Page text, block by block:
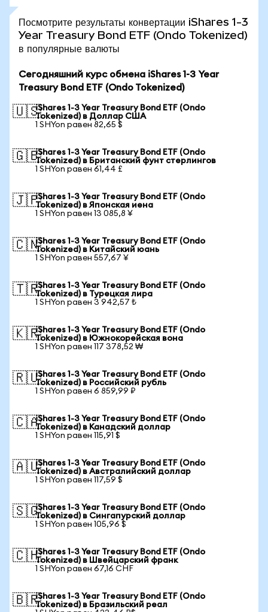
Посмотрите результаты конвертации iShares 1-3
Year Treasury Bond ETF (Ondo Tokenized)
в популярные валюты
Сегодняшний курс обмена iShares 1-3 Year
Treasury Bond ETF (Ondo Tokenized)
🇺🇸iShares 1-3 Year Treasury Bond ETF (Ondo
Tokenized) в Доллар США
1 SHYon равен 82,65 $
🇬🇧iShares 1-3 Year Treasury Bond ETF (Ondo
Tokenized) в Британский фунт стерлингов
1 SHYon равен 61,44 £
🇯🇵iShares 1-3 Year Treasury Bond ETF (Ondo
Tokenized) в Японская иена
1 SHYon равен 13 085,8 ¥
🇨🇳iShares 1-3 Year Treasury Bond ETF (Ondo
Tokenized) в Китайский юань
1 SHYon равен 557,67 ¥
🇹🇷iShares 1-3 Year Treasury Bond ETF (Ondo
Tokenized) в Турецкая лира
1 SHYon равен 3 942,57 ₺
🇰🇷iShares 1-3 Year Treasury Bond ETF (Ondo
Tokenized) в Южнокорейская вона
1 SHYon равен 117 378,52 ₩
🇷🇺iShares 1-3 Year Treasury Bond ETF (Ondo
Tokenized) в Российский рубль
1 SHYon равен 6 859,99 ₽
🇨🇦iShares 1-3 Year Treasury Bond ETF (Ondo
Tokenized) в Канадский доллар
1 SHYon равен 115,91 $
🇦🇺iShares 1-3 Year Treasury Bond ETF (Ondo
Tokenized) в Австралийский доллар
1 SHYon равен 117,59 $
🇸🇬iShares 1-3 Year Treasury Bond ETF (Ondo
Tokenized) в Сингапурский доллар
1 SHYon равен 105,96 $
🇨🇭iShares 1-3 Year Treasury Bond ETF (Ondo
Tokenized) в Швейцарский франк
1 SHYon равен 67,16 CHF
🇧🇷iShares 1-3 Year Treasury Bond ETF (Ondo
Tokenized) в Бразильский реал